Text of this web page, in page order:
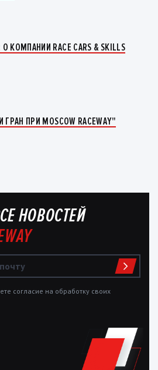
КОМПАНИИ RACE CARS & SKILLS
ГРАН ПРИ MOSCOW RACEWAY"
НОВОСТЕЙ
согласие на обработку своих